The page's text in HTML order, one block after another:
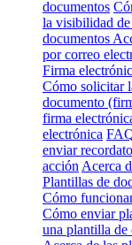
documentos
la visibilidad
documentos
por correo
Firma
Cómo solicitar
documento
firma
electrónica
enviar
acción Acerca
Plantillas de
Cómo
Cómo enviar
una plantilla de